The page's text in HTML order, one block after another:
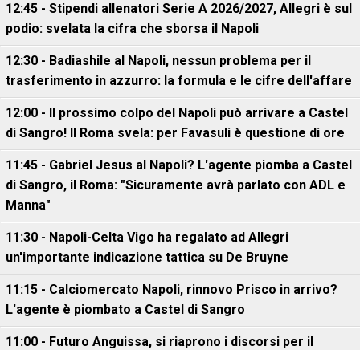
12:45 - Stipendi allenatori Serie A 2026/2027, Allegri è sul
podio: svelata la cifra che sborsa il Napoli
12:30 - Badiashile al Napoli, nessun problema per il
trasferimento in azzurro: la formula e le cifre dell'affare
12:00 - Il prossimo colpo del Napoli può arrivare a Castel
di Sangro! Il Roma svela: per Favasuli è questione di ore
11:45 - Gabriel Jesus al Napoli? L'agente piomba a Castel
di Sangro, il Roma: "Sicuramente avrà parlato con ADL e
Manna"
11:30 - Napoli-Celta Vigo ha regalato ad Allegri
un'importante indicazione tattica su De Bruyne
11:15 - Calciomercato Napoli, rinnovo Prisco in arrivo?
L'agente è piombato a Castel di Sangro
11:00 - Futuro Anguissa, si riaprono i discorsi per il